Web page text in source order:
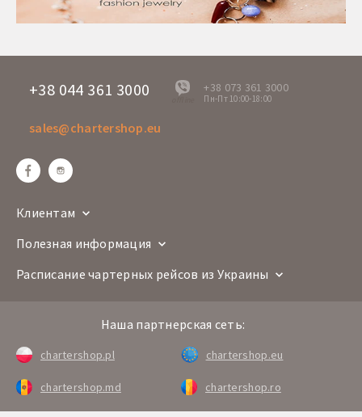
+38 044 361 3000
offline
+38 073 361 3000
Пн-Пт 10:00-18:00
sales@chartershop.eu
Клиентам
Полезная информация
Расписание чартерных рейсов из Украины
Наша партнерская сеть:
chartershop.pl chartershop.eu
chartershop.md chartershop.ro